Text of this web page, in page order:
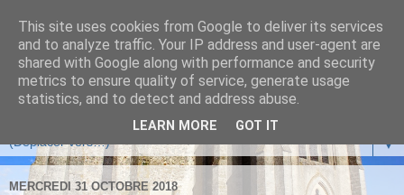
▼
MERCREDI 31 OCTOBRE 2018
This site uses cookies from Google to deliver its services
and to analyze traffic. Your IP address and user-agent are
shared with Google along with performance and security
metrics to ensure quality of service, generate usage
statistics, and to detect and address abuse.
LEARN MORE GOT IT